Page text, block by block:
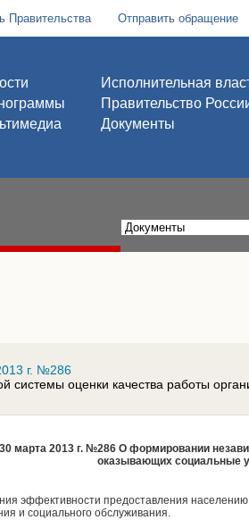
Правительства Отправить обращение
Исполнительная
Правительство
Документы
г. №286
системы оценки качества работы
марта 2013 г. №286 О формировании
оказывающих социальные
эффективности предоставления населению
и социального обслуживания.